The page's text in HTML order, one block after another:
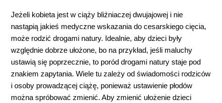
Jeżeli kobieta jest w ciąży bliźniaczej dwujajowej i nie
nastąpią jakieś medyczne wskazania do cesarskiego cięcia,
może rodzić drogami natury. Idealnie, aby dzieci były
względnie dobrze ułożone, bo na przykład, jeśli maluchy
ustawią się poprzecznie, to poród drogami natury staje pod
znakiem zapytania. Wiele tu zależy od świadomości rodziców
i osoby prowadzącej ciążę, ponieważ ustawienie płodów
można spróbować zmienić. Aby zmienić ułożenie dzieci